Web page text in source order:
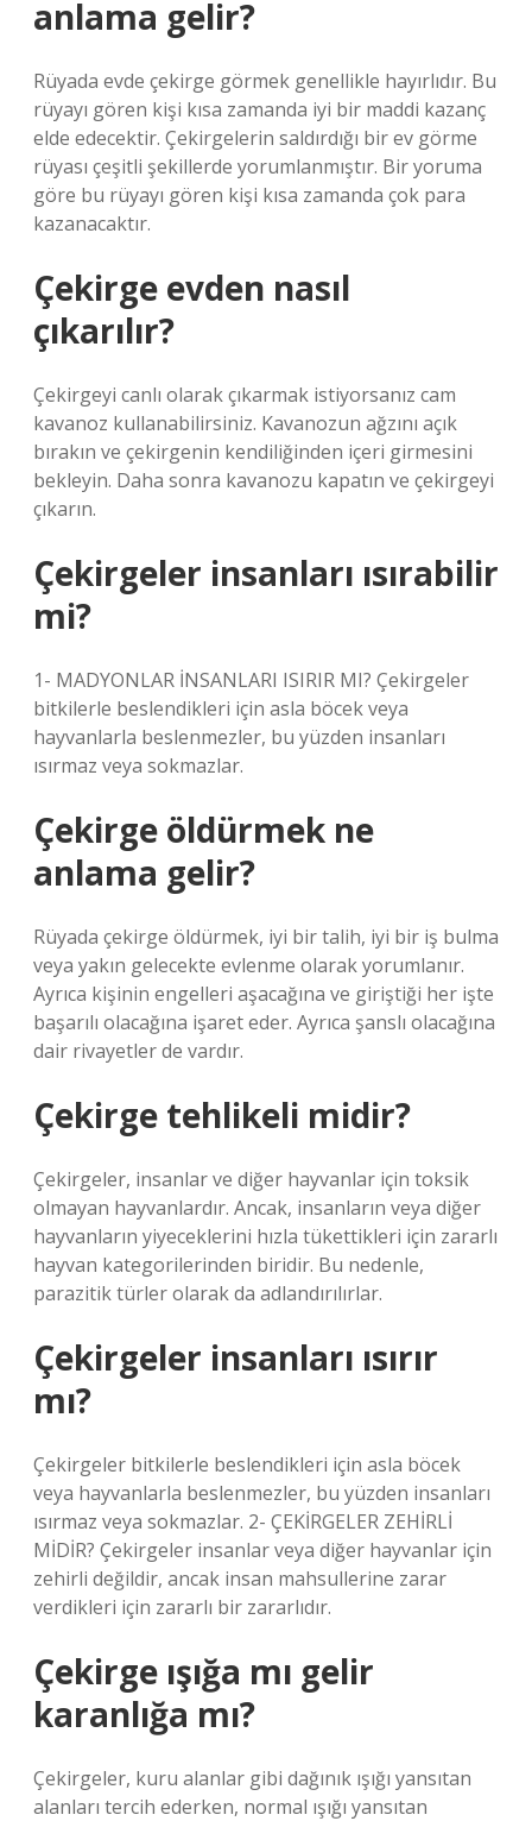
anlama gelir?
Rüyada evde çekirge görmek genellikle hayırlıdır. Bu
rüyayı gören kişi kısa zamanda iyi bir maddi kazanç
elde edecektir. Çekirgelerin saldırdığı bir ev görme
rüyası çeşitli şekillerde yorumlanmıştır. Bir yoruma
göre bu rüyayı gören kişi kısa zamanda çok para
kazanacaktır.
Çekirge evden nasıl
çıkarılır?
Çekirgeyi canlı olarak çıkarmak istiyorsanız cam
kavanoz kullanabilirsiniz. Kavanozun ağzını açık
bırakın ve çekirgenin kendiliğinden içeri girmesini
bekleyin. Daha sonra kavanozu kapatın ve çekirgeyi
çıkarın.
Çekirgeler insanları ısırabilir
mi?
1- MADYONLAR İNSANLARI ISIRIR MI? Çekirgeler
bitkilerle beslendikleri için asla böcek veya
hayvanlarla beslenmezler, bu yüzden insanları
ısırmaz veya sokmazlar.
Çekirge öldürmek ne
anlama gelir?
Rüyada çekirge öldürmek, iyi bir talih, iyi bir iş bulma
veya yakın gelecekte evlenme olarak yorumlanır.
Ayrıca kişinin engelleri aşacağına ve giriştiği her işte
başarılı olacağına işaret eder. Ayrıca şanslı olacağına
dair rivayetler de vardır.
Çekirge tehlikeli midir?
Çekirgeler, insanlar ve diğer hayvanlar için toksik
olmayan hayvanlardır. Ancak, insanların veya diğer
hayvanların yiyeceklerini hızla tükettikleri için zararlı
hayvan kategorilerinden biridir. Bu nedenle,
parazitik türler olarak da adlandırılırlar.
Çekirgeler insanları ısırır
mı?
Çekirgeler bitkilerle beslendikleri için asla böcek
veya hayvanlarla beslenmezler, bu yüzden insanları
ısırmaz veya sokmazlar. 2- ÇEKİRGELER ZEHİRLİ
MİDİR? Çekirgeler insanlar veya diğer hayvanlar için
zehirli değildir, ancak insan mahsullerine zarar
verdikleri için zararlı bir zararlıdır.
Çekirge ışığa mı gelir
karanlığa mı?
Çekirgeler, kuru alanlar gibi dağınık ışığı yansıtan
alanları tercih ederken, normal ışığı yansıtan